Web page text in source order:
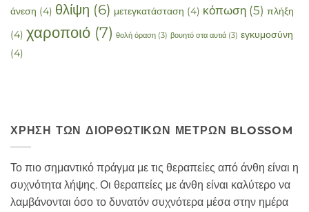
άνεση (4) θλίψη (6) μετεγκατάσταση (4) κόπωση (5) πλήξη
(4) χαροποιό (7) θολή όραση (3) βουητό στα αυτιά (3) εγκυμοσύνη
(4)
ΧΡΉΣΗ ΤΩΝ ΔΙΟΡΘΩΤΙΚΏΝ ΜΈΤΡΩΝ BLOSSOM
Το πιο σημαντικό πράγμα με τις θεραπείες από άνθη είναι η
συχνότητα λήψης. Οι θεραπείες με άνθη είναι καλύτερο να
λαμβάνονται όσο το δυνατόν συχνότερα μέσα στην ημέρα